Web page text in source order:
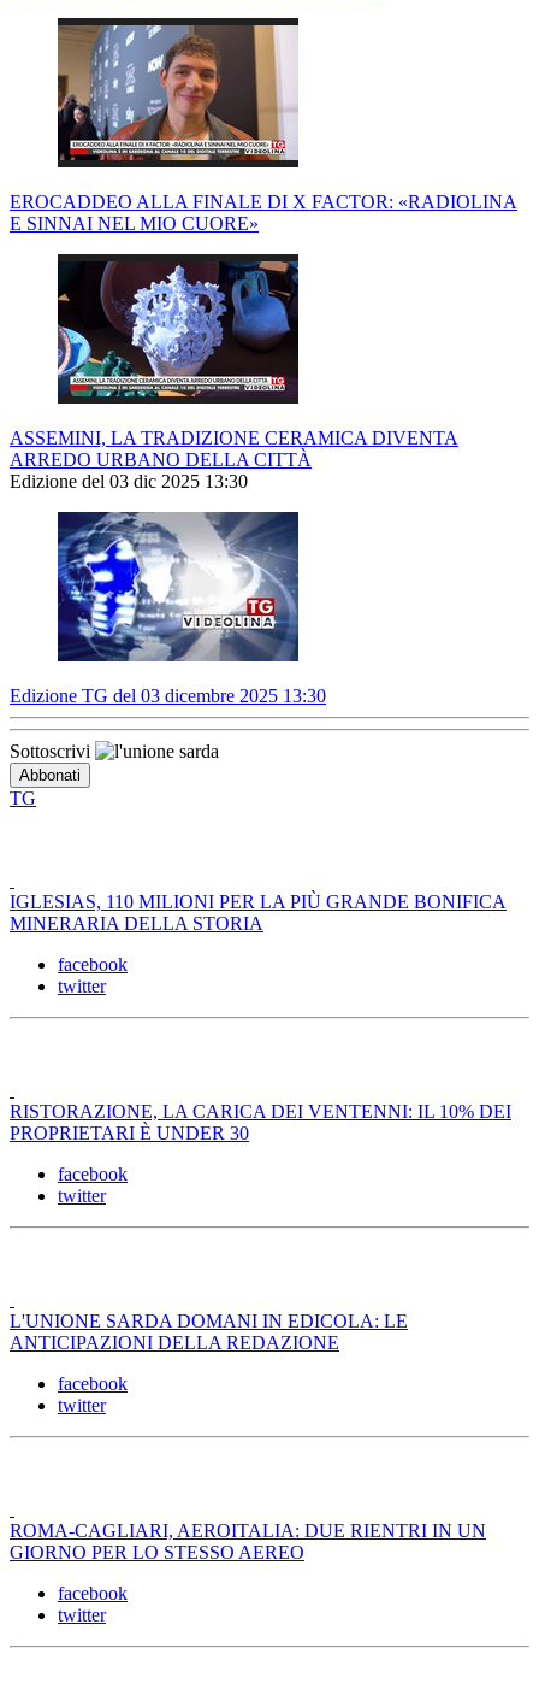
EROCADDEO ALLA FINALE DI X FACTOR: «RADIOLINA
E SINNAI NEL MIO CUORE»
ASSEMINI, LA TRADIZIONE CERAMICA DIVENTA
ARREDO URBANO DELLA CITTÀ
Edizione del 03 dic 2025 13:30
Edizione TG del 03 dicembre 2025 13:30
Sottoscrivi
TG
IGLESIAS, 110 MILIONI PER LA PIÙ GRANDE BONIFICA
MINERARIA DELLA STORIA
facebook
twitter
RISTORAZIONE, LA CARICA DEI VENTENNI: IL 10% DEI
PROPRIETARI È UNDER 30
facebook
twitter
L'UNIONE SARDA DOMANI IN EDICOLA: LE
ANTICIPAZIONI DELLA REDAZIONE
facebook
twitter
ROMA-CAGLIARI, AEROITALIA: DUE RIENTRI IN UN
GIORNO PER LO STESSO AEREO
facebook
twitter